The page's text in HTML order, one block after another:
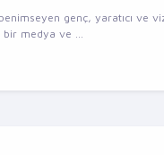
genç, yaratıcı ve
bir medya ve ...